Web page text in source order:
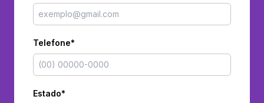
Telefone*
Estado*